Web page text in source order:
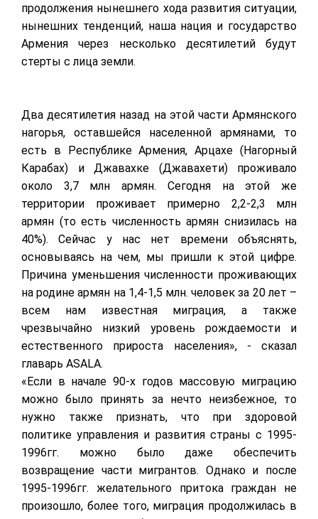
продолжения нынешнего хода развития ситуации,
нынешних тенденций, наша нация и государство
Армения через несколько десятилетий будут
стерты с лица земли.
Два десятилетия назад на этой части Армянского
нагорья, оставшейся населенной армянами, то
есть в Республике Армения, Арцахе (Нагорный
Карабах) и Джавахке (Джавахети) проживало
около 3,7 млн армян. Сегодня на этой же
территории проживает примерно 2,2-2,3 млн
армян (то есть численность армян снизилась на
40%). Сейчас у нас нет времени объяснять,
основываясь на чем, мы пришли к этой цифре.
Причина уменьшения численности проживающих
на родине армян на 1,4-1,5 млн. человек за 20 лет –
всем нам известная миграция, а также
чрезвычайно низкий уровень рождаемости и
естественного прироста населения», - сказал
главарь ASALA.
«Если в начале 90-х годов массовую миграцию
можно было принять за нечто неизбежное, то
нужно также признать, что при здоровой
политике управления и развития страны с 1995-
1996гг. можно было даже обеспечить
возвращение части мигрантов. Однако и после
1995-1996гг. желательного притока граждан не
произошло, более того, миграция продолжилась в